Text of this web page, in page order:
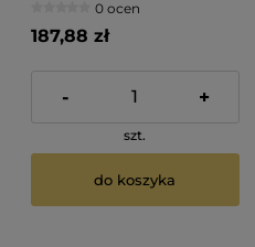
0 ocen
187,88 zł
- +
szt.
do koszyka